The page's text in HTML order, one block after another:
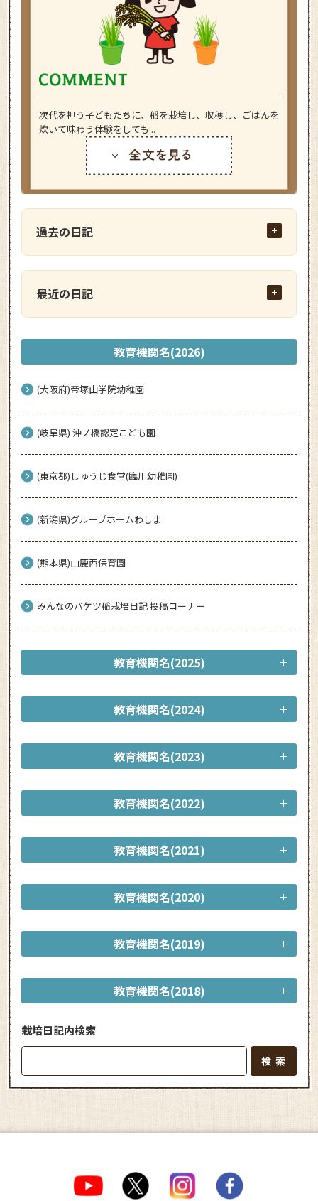
次代を担う子どもたちに、稲を栽培し、収穫し、ごはんを
炊いて味わう体験をしても...
過去の日記
最近の日記
教育機関名(2026)
(大阪府)帝塚山学院幼稚園
(岐阜県) 沖ノ橋認定こども園
(東京都)しゅうじ食堂(臨川幼稚園)
(新潟県)グループホームわしま
(熊本県)山鹿西保育園
みんなのバケツ稲栽培日記 投稿コーナー
教育機関名(2025)
教育機関名(2024)
教育機関名(2023)
教育機関名(2022)
教育機関名(2021)
教育機関名(2020)
教育機関名(2019)
教育機関名(2018)
栽培日記内検索